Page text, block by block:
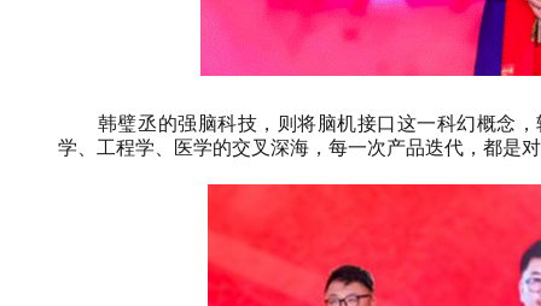
韩璧丞的强脑科技，则将脑机接口这一科幻概念
学、工程学、医学的交叉深海，每一次产品迭代，都是